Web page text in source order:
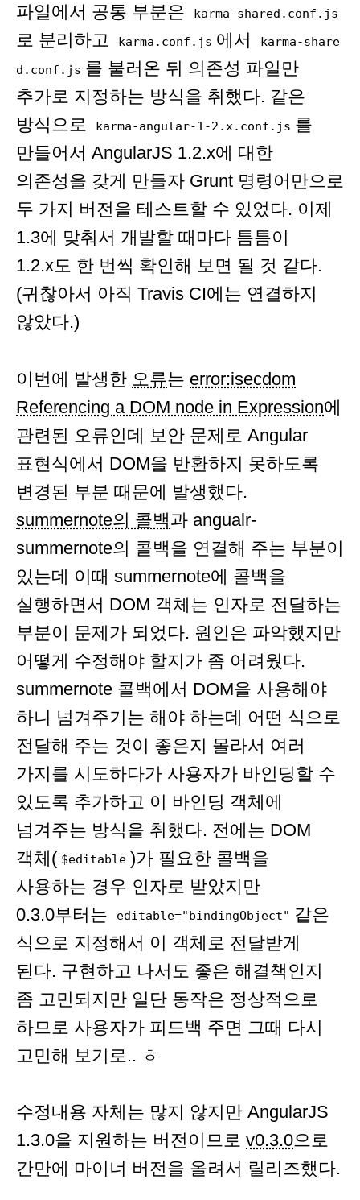
파일에서 공통 부분은 karma-shared.conf.js
로 분리하고 karma.conf.js 에서
karma-share
d.conf.js 를 불러온 뒤 의존성 파일만
추가로 지정하는 방식을 취했다. 같은
방식으로
karma-angular-1-2.x.conf.js 를
만들어서 AngularJS 1.2.x에 대한
의존성을 갖게 만들자 Grunt 명령어만으로
두 가지 버전을 테스트할 수 있었다. 이제
1.3에 맞춰서 개발할 때마다 틈틈이
1.2.x도 한 번씩 확인해 보면 될 것 같다.
(귀찮아서 아직 Travis CI에는 연결하지
않았다.)
이번에 발생한 오류는 error:isecdom
Referencing a DOM node in Expression에
관련된 오류인데 보안 문제로 Angular
표현식에서 DOM을 반환하지 못하도록
변경된 부분 때문에 발생했다.
summernote의 콜백과 angualr-
summernote의 콜백을 연결해 주는 부분이
있는데 이때 summernote에 콜백을
실행하면서 DOM 객체는 인자로 전달하는
부분이 문제가 되었다. 원인은 파악했지만
어떻게 수정해야 할지가 좀 어려웠다.
summernote 콜백에서 DOM을 사용해야
하니 넘겨주기는 해야 하는데 어떤 식으로
전달해 주는 것이 좋은지 몰라서 여러
가지를 시도하다가 사용자가 바인딩할 수
있도록 추가하고 이 바인딩 객체에
넘겨주는 방식을 취했다. 전에는 DOM
객체( $editable )가 필요한 콜백을
사용하는 경우 인자로 받았지만
0.3.0부터는
editable="bindingObject" 같은
식으로 지정해서 이 객체로 전달받게
된다. 구현하고 나서도 좋은 해결책인지
좀 고민되지만 일단 동작은 정상적으로
하므로 사용자가 피드백 주면 그때 다시
고민해 보기로.. ㅎ
수정내용 자체는 많지 않지만 AngularJS
1.3.0을 지원하는 버전이므로 v0.3.0으로
간만에 마이너 버전을 올려서 릴리즈했다.